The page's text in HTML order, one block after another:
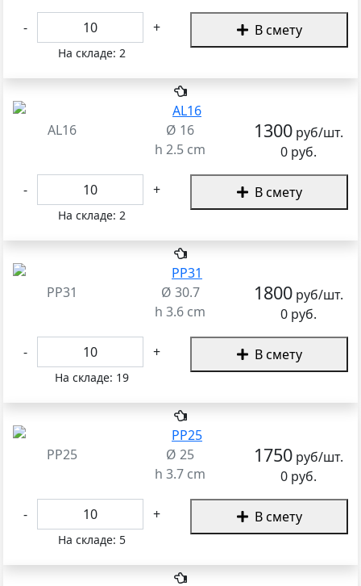
- +
На складе: 2
В смету
AL16
Ø 16
h 2.5 cm
1300 руб/шт.
0 руб.
- +
На складе: 2
В смету
PP31
Ø 30.7
h 3.6 cm
1800 руб/шт.
0 руб.
- +
На складе: 19
В смету
PP25
Ø 25
h 3.7 cm
1750 руб/шт.
0 руб.
- +
На складе: 5
В смету